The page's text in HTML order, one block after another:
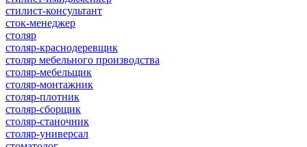
стилист-консультант
сток-менеджер
столяр
столяр-краснодеревщик
столяр мебельного производства
столяр-мебельщик
столяр-монтажник
столяр-плотник
столяр-сборщик
столяр-станочник
столяр-универсал